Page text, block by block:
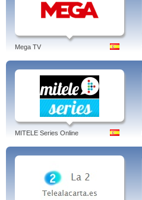
Mega TV
MITELE Series Online